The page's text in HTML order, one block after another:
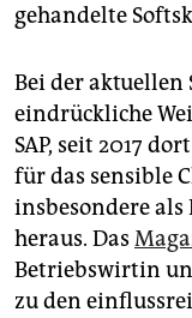
gehandelte
Bei der aktuellen
eindrückliche
SAP, seit 2017
für das sensible
insbesondere als
heraus. Das
Betriebswirtin
zu den